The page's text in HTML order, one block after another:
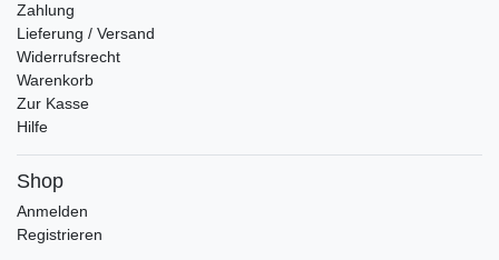
Zahlung
Lieferung / Versand
Widerrufsrecht
Warenkorb
Zur Kasse
Hilfe
Shop
Anmelden
Registrieren